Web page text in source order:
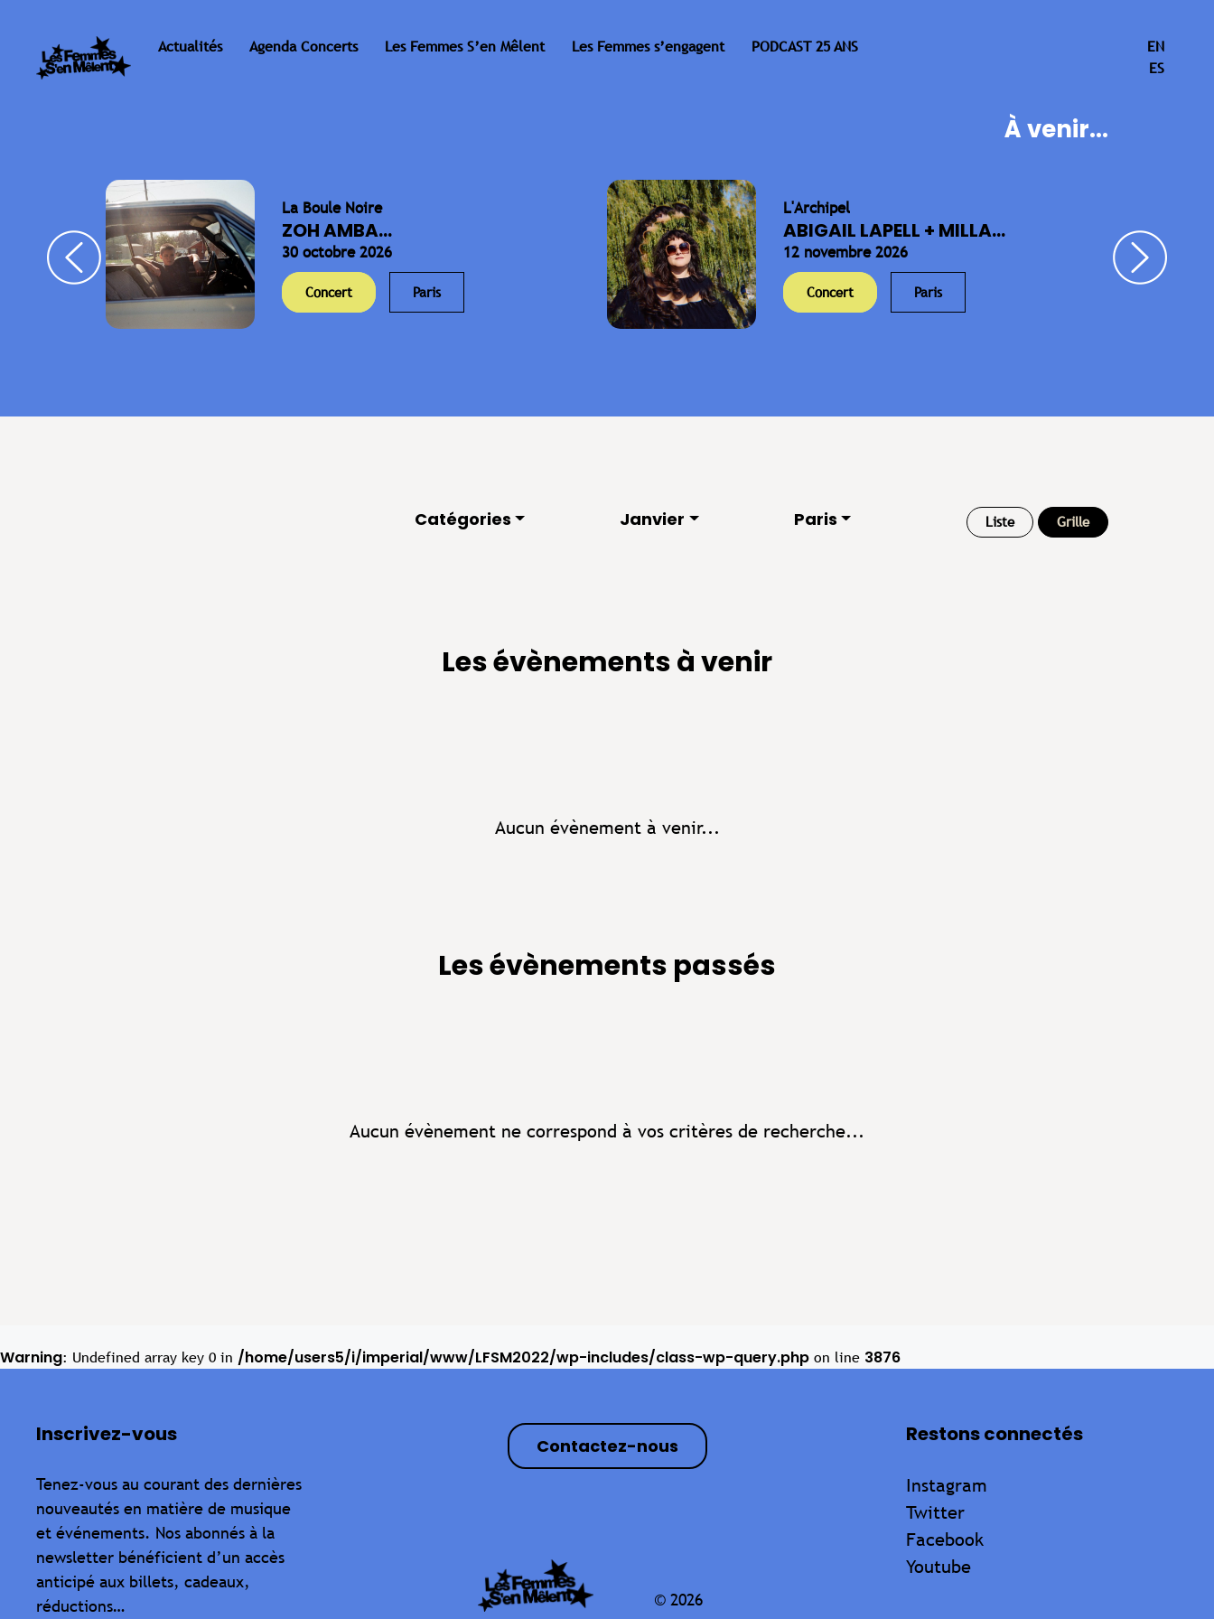
Actualités Agenda Concerts Les Femmes S’en Mêlent Les Femmes s’engagent PODCAST 25 ANS
EN
ES
À venir...
La Boule Noire
ZOH AMBA...
30 octobre 2026
Concert Paris
L'Archipel
ABIGAIL LAPELL + MILLA...
12 novembre 2026
Concert Paris
Catégories Janvier Paris Liste Grille
Les évènements à venir
Aucun évènement à venir...
Les évènements passés
Aucun évènement ne correspond à vos critères de recherche...
Warning: Undefined array key 0 in /home/users5/i/imperial/www/LFSM2022/wp-includes/class-wp-query.php on line 3876
Inscrivez-vous
Tenez-vous au courant des dernières
nouveautés en matière de musique
et événements. Nos abonnés à la
newsletter bénéficient d’un accès
anticipé aux billets, cadeaux,
réductions…
Contactez-nous
© 2026
Restons connectés
Instagram
Twitter
Facebook
Youtube